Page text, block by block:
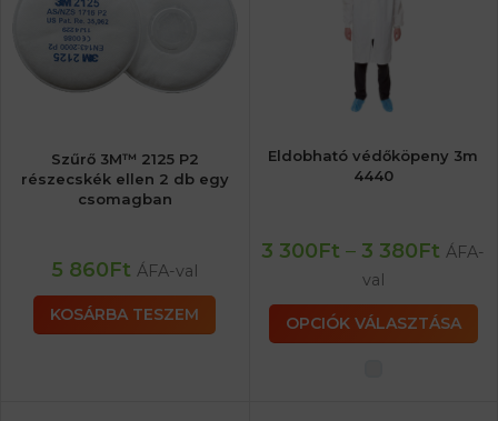
Szűrő 3M™ 2125 P2
részecskék ellen 2 db egy
csomagban
5 860Ft ÁFA-val
KOSÁRBA TESZEM
Eldobható védőköpeny 3m
4440
3 300Ft – 3 380Ft ÁFA-
val
OPCIÓK VÁLASZTÁSA